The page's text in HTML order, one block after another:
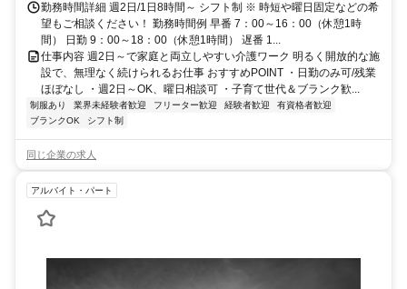
勤務時間詳細 週2日/1日8時間～ シフト制 ※ 時短や曜日固定などの希
望もご相談ください！ 勤務時間例 早番 7：00～16：00（休憩1時
間） 日勤 9：00～18：00（休憩1時間） 遅番 1...
仕事内容 週2日～で家庭と両立しやすい介護ワーク 明るく開放的な施
設で、無理なく続けられるお仕事 おすすめPOINT ・日勤のみ可/残業
ほぼなし ・週2日～OK、曜日相談可 ・子育て世代＆ブランク歓...
制服あり 業界未経験者歓迎 フリーター歓迎 経験者歓迎
有資格者歓迎
ブランクOK
シフト制
同じ企業の求人
アルバイト・パート